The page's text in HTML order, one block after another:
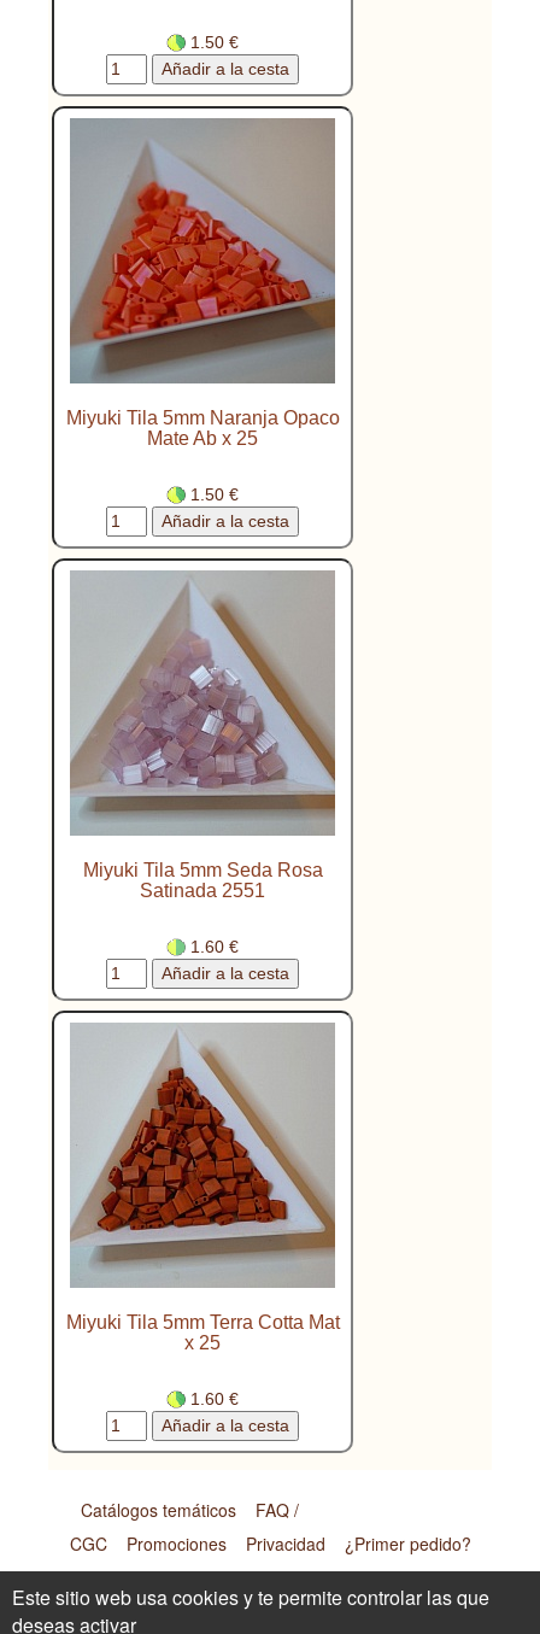
1.50 €
Miyuki Tila 5mm Naranja Opaco
Mate Ab x 25
1.50 €
Miyuki Tila 5mm Seda Rosa
Satinada 2551
1.60 €
Miyuki Tila 5mm Terra Cotta Mat
x 25
1.60 €
Catálogos temáticos
FAQ /
CGC
Promociones Privacidad
¿Primer pedido?
Renoncer au contrat ici
Este sitio web usa cookies y te permite controlar las que
deseas activar